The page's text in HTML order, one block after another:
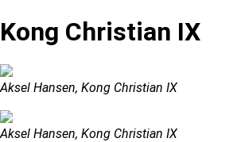
Kong Christian IX
Aksel Hansen, Kong Christian IX
Aksel Hansen, Kong Christian IX